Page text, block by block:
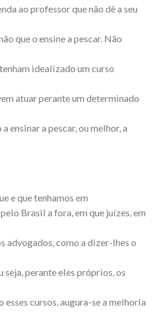
ao professor que não dê a seu
que o ensine a pescar. Não
idealizado um curso
atuar perante um determinado
ensinar a pescar, ou melhor, a
e que tenhamos em
Brasil a fora, em que juízes, em
advogados, como a dizer-lhes o
seja, perante eles próprios, os
cursos, augura-se a melhoria